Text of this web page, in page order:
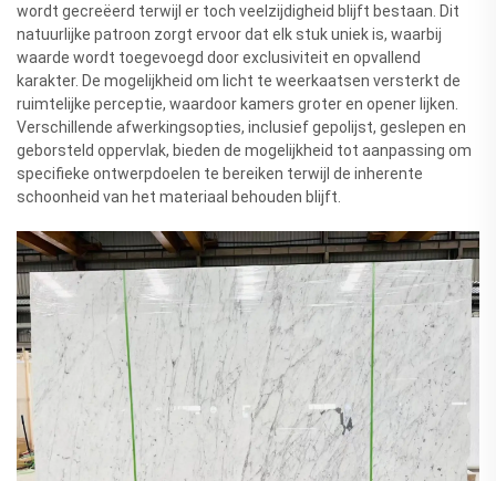
wordt gecreëerd terwijl er toch veelzijdigheid blijft bestaan. Dit
natuurlijke patroon zorgt ervoor dat elk stuk uniek is, waarbij
waarde wordt toegevoegd door exclusiviteit en opvallend
karakter. De mogelijkheid om licht te weerkaatsen versterkt de
ruimtelijke perceptie, waardoor kamers groter en opener lijken.
Verschillende afwerkingsopties, inclusief gepolijst, geslepen en
geborsteld oppervlak, bieden de mogelijkheid tot aanpassing om
specifieke ontwerpdoelen te bereiken terwijl de inherente
schoonheid van het materiaal behouden blijft.